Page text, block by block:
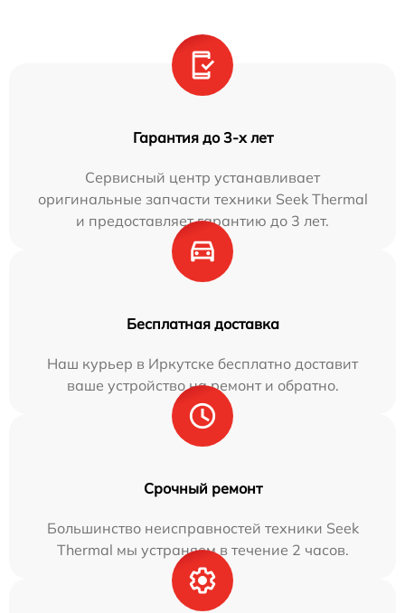
Гарантия до 3-х лет
Сервисный центр устанавливает
оригинальные запчасти техники Seek Thermal
и предоставляет гарантию до 3 лет.
Бесплатная доставка
Наш курьер в Иркутске бесплатно доставит
ваше устройство на ремонт и обратно.
Срочный ремонт
Большинство неисправностей техники Seek
Thermal мы устраняем в течение 2 часов.